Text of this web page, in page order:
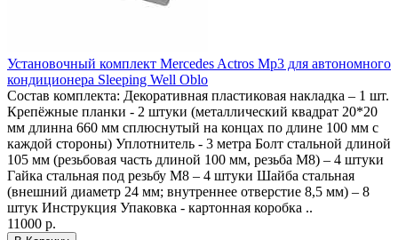
Установочный комплект Mercedes Actros Mp3 для автономного
кондиционера Sleeping Well Oblo
Состав комплекта: Декоративная пластиковая накладка – 1 шт.
Крепёжные планки - 2 штуки (металлический квадрат 20*20
мм длинна 660 мм сплюснутый на концах по длине 100 мм с
каждой стороны) Уплотнитель - 3 метра Болт стальной длиной
105 мм (резьбовая часть длиной 100 мм, резьба М8) – 4 штуки
Гайка стальная под резьбу М8 – 4 штуки Шайба стальная
(внешний диаметр 24 мм; внутреннее отверстие 8,5 мм) – 8
штук Инструкция Упаковка - картонная коробка ..
11000 р.